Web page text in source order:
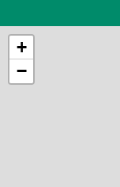
+
−